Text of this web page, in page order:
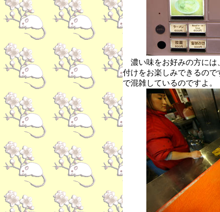
濃い味をお好みの方には
付けをお楽しみできるの
で混雑しているのですよ。